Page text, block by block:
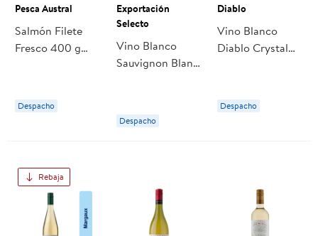
Pesca Austral
Salmón Filete
Fresco 400 g
Despacho
Exportación
Selecto
Vino Blanco
Sauvignon Blanc
Selecto
Despacho
Diablo
Vino Blanco
Diablo Crystal
Despacho
Rebaja